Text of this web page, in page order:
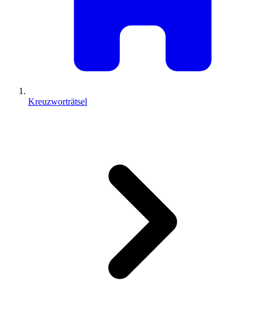
Kreuzworträtsel